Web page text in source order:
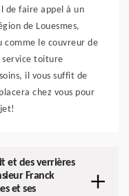
de faire appel à un
de Louesmes,
comme le couvreur de
service toiture
il vous suffit de
chez vous pour
et des verrières
Franck
et ses